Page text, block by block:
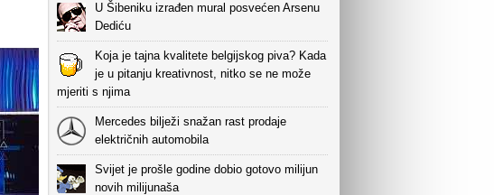
U Šibeniku izrađen mural posvećen Arsenu
Dediću
Koja je tajna kvalitete belgijskog piva? Kada
je u pitanju kreativnost, nitko se ne može
mjeriti s njima
Mercedes bilježi snažan rast prodaje
električnih automobila
Svijet je prošle godine dobio gotovo milijun
novih milijunaša